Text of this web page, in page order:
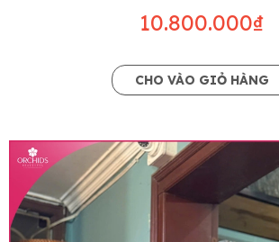
10.800.000₫
CHO VÀO GIỎ HÀNG